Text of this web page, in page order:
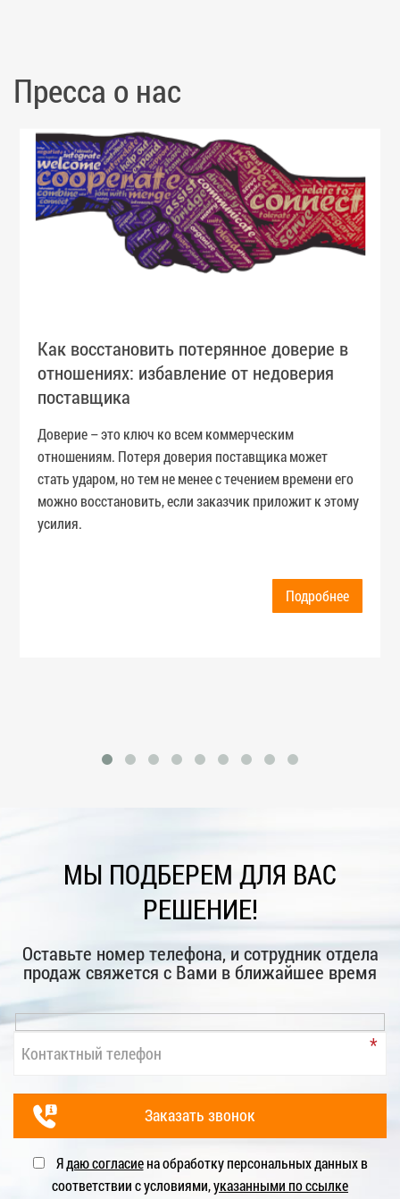
Пресса о нас
Как восстановить потерянное доверие в
отношениях: избавление от недоверия
поставщика
Доверие – это ключ ко всем коммерческим
отношениям. Потеря доверия поставщика может
стать ударом, но тем не менее с течением времени его
можно восстановить, если заказчик приложит к этому
усилия.
Подробнее
МЫ ПОДБЕРЕМ ДЛЯ ВАС
РЕШЕНИЕ!
Оставьте номер телефона, и сотрудник отдела
продаж свяжется с Вами в ближайшее время
Ядаю согласиена обработку персональных данных в
соответствии с условиями,указанными по ссылке